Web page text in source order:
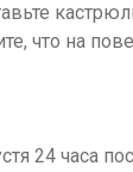
что на
24 часа